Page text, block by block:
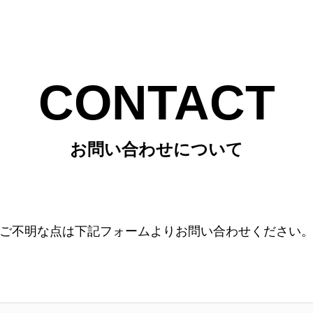
CONTACT
お問い合わせについて
ご不明な点は下記フォームよりお問い合わせください。